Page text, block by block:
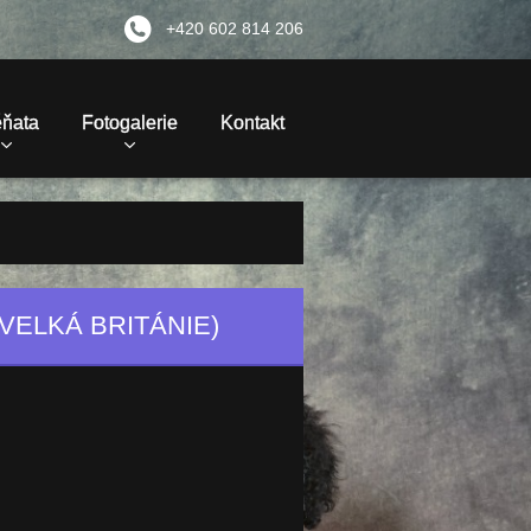
+420 602 814 206
Fotogalerie Kontakt
BRITÁNIE)